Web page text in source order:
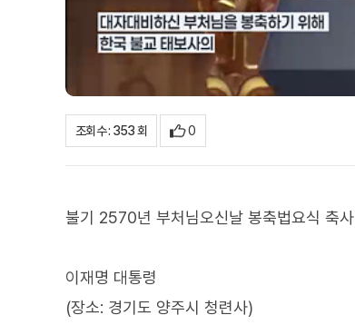
조회수 : 353 회 0
불기 2570년 부처님오신날 봉축법요식 축사
이재명 대통령
(장소: 경기도 양주시 청련사)